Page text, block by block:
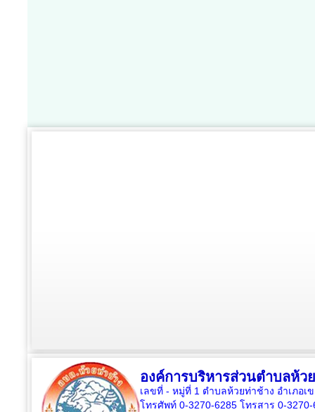
องค์การบริหารส่วนตำบลห้ว
เลขที่ - หมู่ที่ 1 ตำบลห้วยท่าช้าง อำเภอเ
โทรศัพท์ 0-3270-6285 โทรสาร 0-